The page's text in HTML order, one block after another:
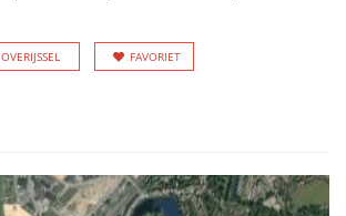
OVERIJSSEL FAVORIET